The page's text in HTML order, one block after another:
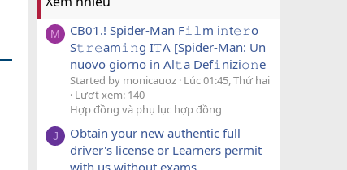
M
CB01.! Spider-Man F𝚒𝚕m i𝚗t𝚎𝚛o
S𝚝𝚛𝚎am𝚒𝚗g I𝚃A [Spider-Man: Un
nuovo giorno in Al𝚝a Def𝚒nizi𝚘𝚗e
Started by monicauoz Lúc 01:45, Thứ hai
Lượt xem: 140
Hợp đồng và phụ lục hợp đồng
J
Obtain your new authentic full
driver's license or Learners permit
with us without exams.